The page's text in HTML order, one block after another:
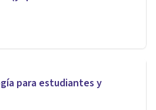
para estudiantes y
cerebro triuno de
es y qué